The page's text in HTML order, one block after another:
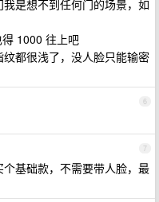
是想不到任何门的场景，如
1000 往上吧
都很浅了，没人脸只能输密
6
7
基础款，不需要带人脸，最